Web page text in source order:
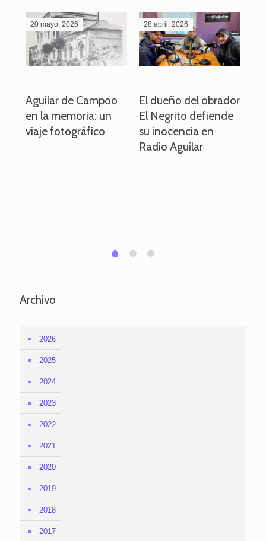
20 mayo, 2026
Aguilar de Campoo
en la memoria: un
viaje fotográfico
28 abril, 2026
El dueño del obrador
El Negrito defiende
su inocencia en
Radio Aguilar
0 1 2
Archivo
2026
2025
2024
2023
2022
2021
2020
2019
2018
2017